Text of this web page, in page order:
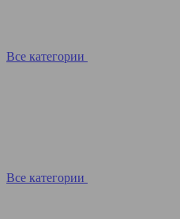
Все категории
Все категории